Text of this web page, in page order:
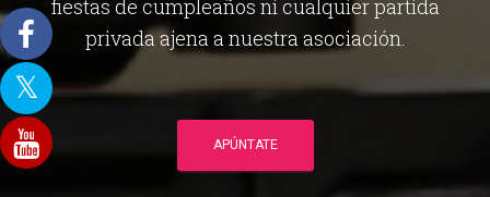
fiestas de cumpleaños ni cualquier partida
privada ajena a nuestra asociación.
APÚNTATE